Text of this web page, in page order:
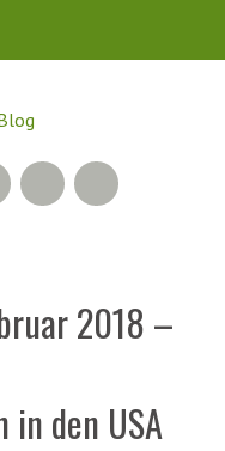
Facebook
500px
2018 –
den USA